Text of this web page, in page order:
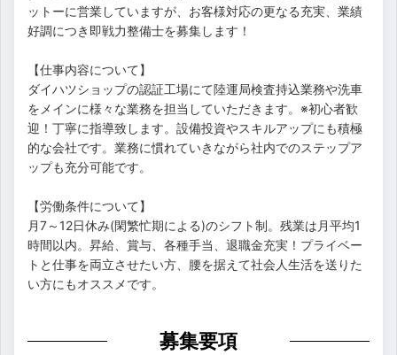
ットーに営業していますが、お客様対応の更なる充実、業績
好調につき即戦力整備士を募集します！
【仕事内容について】
ダイハツショップの認証工場にて陸運局検査持込業務や洗車
をメインに様々な業務を担当していただきます。※初心者歓
迎！丁寧に指導致します。設備投資やスキルアップにも積極
的な会社です。業務に慣れていきながら社内でのステップア
ップも充分可能です。
【労働条件について】
月7～12日休み(閑繁忙期による)のシフト制。残業は月平均1
時間以内。昇給、賞与、各種手当、退職金充実！プライベー
トと仕事を両立させたい方、腰を据えて社会人生活を送りた
い方にもオススメです。
募集要項